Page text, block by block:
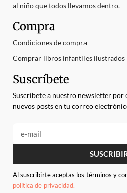
al niño que todos llevamos dentro.
Compra
Condiciones de compra
Comprar libros infantiles ilustrados
Suscríbete
Suscríbete a nuestro newsletter
nuevos posts en tu correo
Al suscribirte aceptas los términos y
política de privacidad.